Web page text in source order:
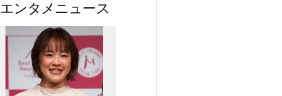
エンタメニュース